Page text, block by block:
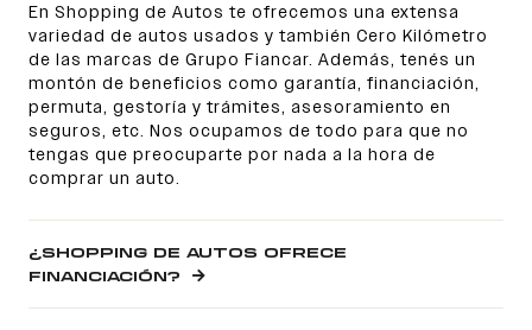
En Shopping de Autos te ofrecemos una extensa
variedad de autos usados y también Cero Kilómetro
de las marcas de Grupo Fiancar. Además, tenés un
montón de beneficios como garantía, financiación,
permuta, gestoría y trámites, asesoramiento en
seguros, etc. Nos ocupamos de todo para que no
tengas que preocuparte por nada a la hora de
comprar un auto.
¿SHOPPING DE AUTOS OFRECE
FINANCIACIÓN?